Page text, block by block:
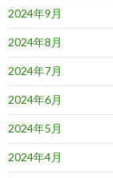
2024年9月
2024年8月
2024年7月
2024年6月
2024年5月
2024年4月